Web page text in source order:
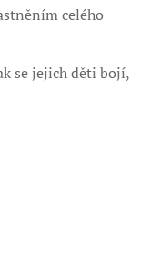
celého
se jejich děti bojí,